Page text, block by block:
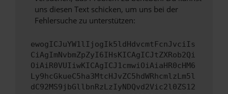
uns diesen Text schicken, um uns bei der
Fehlersuche zu unterstützen:
ewogICJuYW1lIjogIk5ldHdvcmtFcnJvciIs
CiAgImNvbmZpZyI6IHsKICAgICJtZXRob2Qi
OiAiR0VUIiwKICAgICJ1cmwiOiAiaHR0cHM6
Ly9hcGkueC5ha3MtcHJvZC5hdWRhcmlzLm5l
dC92MS9jbGllbnRzLzIyNDQvd2Vic2l0ZS12